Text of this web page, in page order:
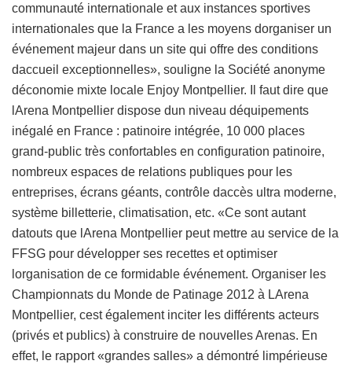
communauté internationale et aux instances sportives
internationales que la France a les moyens dorganiser un
événement majeur dans un site qui offre des conditions
daccueil exceptionnelles», souligne la Société anonyme
déconomie mixte locale Enjoy Montpellier. Il faut dire que
lArena Montpellier dispose dun niveau déquipements
inégalé en France : patinoire intégrée, 10 000 places
grand-public très confortables en configuration patinoire,
nombreux espaces de relations publiques pour les
entreprises, écrans géants, contrôle daccès ultra moderne,
système billetterie, climatisation, etc. «Ce sont autant
datouts que lArena Montpellier peut mettre au service de la
FFSG pour développer ses recettes et optimiser
lorganisation de ce formidable événement. Organiser les
Championnats du Monde de Patinage 2012 à LArena
Montpellier, cest également inciter les différents acteurs
(privés et publics) à construire de nouvelles Arenas. En
effet, le rapport «grandes salles» a démontré limpérieuse